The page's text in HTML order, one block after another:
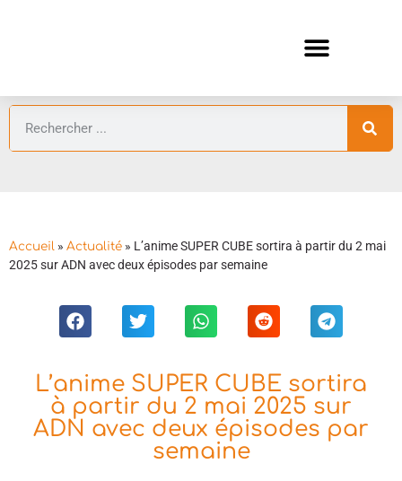
Accueil » Actualité » L’anime SUPER CUBE sortira à partir du 2 mai
2025 sur ADN avec deux épisodes par semaine
L’anime SUPER CUBE sortira
à partir du 2 mai 2025 sur
ADN avec deux épisodes par
semaine